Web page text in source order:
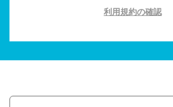
利用規約の確認